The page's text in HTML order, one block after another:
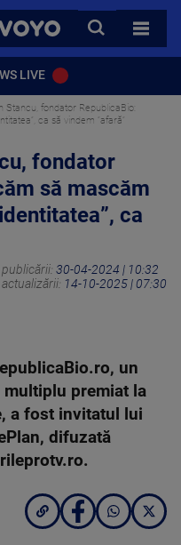
VOYO
CAUTA
TOATE
LIVE
Stancu, fondator RepublicaBio:
ca să vindem ”afară”
fondator
să mascăm
ca
publicării: 30-04-2024 | 10:32
actualizării: 14-10-2025 | 07:30
un
multiplu premiat la
a fost invitatul lui
difuzată